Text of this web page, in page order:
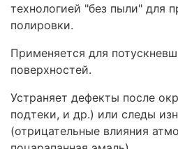
технологией "без пыли" для
полировки.
Применяется для
поверхностей.
Устраняет дефекты после
подтеки, и др.) или следы
(отрицательные влияния